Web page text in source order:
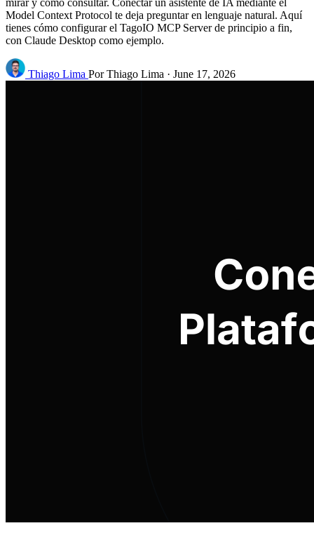
Model Context Protocol te deja preguntar en lenguaje natural. Aquí
tienes cómo configurar el TagoIO MCP Server de principio a fin,
con Claude Desktop como ejemplo.
Thiago Lima Por Thiago Lima · June 17, 2026